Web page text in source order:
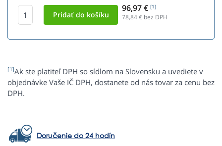
96,97 € [1]
78,84€ bez DPH
[1]Ak ste platiteľ DPH so sídlom na Slovensku a uvediete v
objednávke Vaše IČ DPH, dostanete od nás tovar za cenu bez
DPH.
Doručenie do 24 hodín